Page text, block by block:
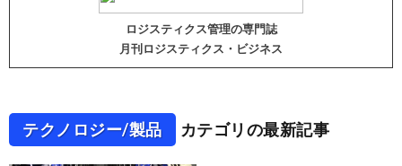
ロジスティクス管理の専門誌
月刊ロジスティクス・ビジネス
テクノロジー/製品 カテゴリの最新記事